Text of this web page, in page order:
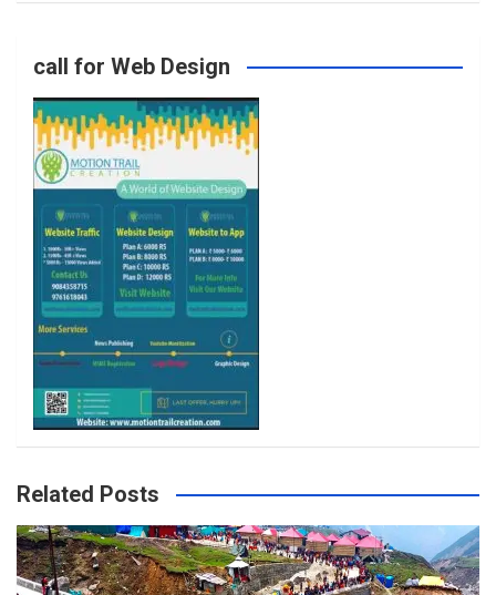
o
k
r
a
m
call for Web Design
Related Posts